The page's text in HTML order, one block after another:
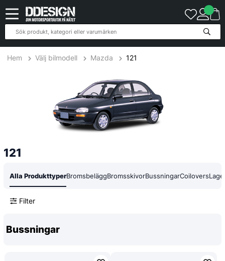
Hem Välj bilmodell Mazda 121
121
Alla ProdukttyperBromsbeläggBromsskivorBussningarCoilovers
Filter
21 Produkter
Bussningar